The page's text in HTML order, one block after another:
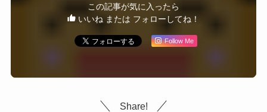
この記事が気に入ったら
いいね または フォローしてね！
Follow Me
Share!